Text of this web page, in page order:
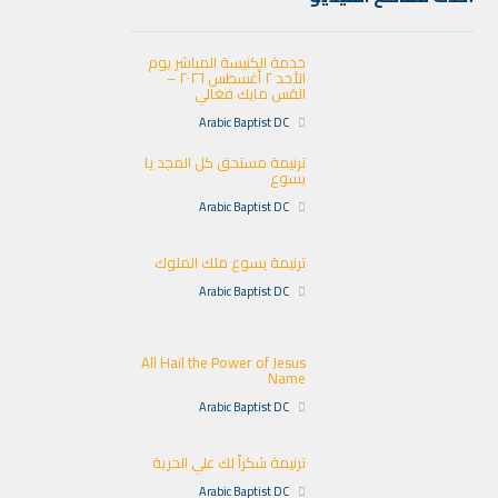
خدمة الكنيسة المباشر يوم
الأحد ٢ أغسطس ٢٠٢٦ –
القس مايك فغالي
Arabic Baptist DC
ترنيمة مستحق كل المجد يا
يسوع
Arabic Baptist DC
ترنيمة يسوع ملك الملوك
Arabic Baptist DC
All Hail the Power of Jesus
Name
Arabic Baptist DC
ترنيمة شكراً لك علي الحرية
Arabic Baptist DC